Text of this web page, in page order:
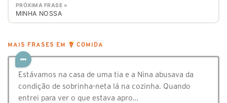
PRÓXIMA FRASE »
MINHA NOSSA
MAIS FRASES EM COMIDA
Estávamos na casa de uma tia e a Nina abusava da
condição de sobrinha-neta lá na cozinha. Quando
entrei para ver o que estava apro…